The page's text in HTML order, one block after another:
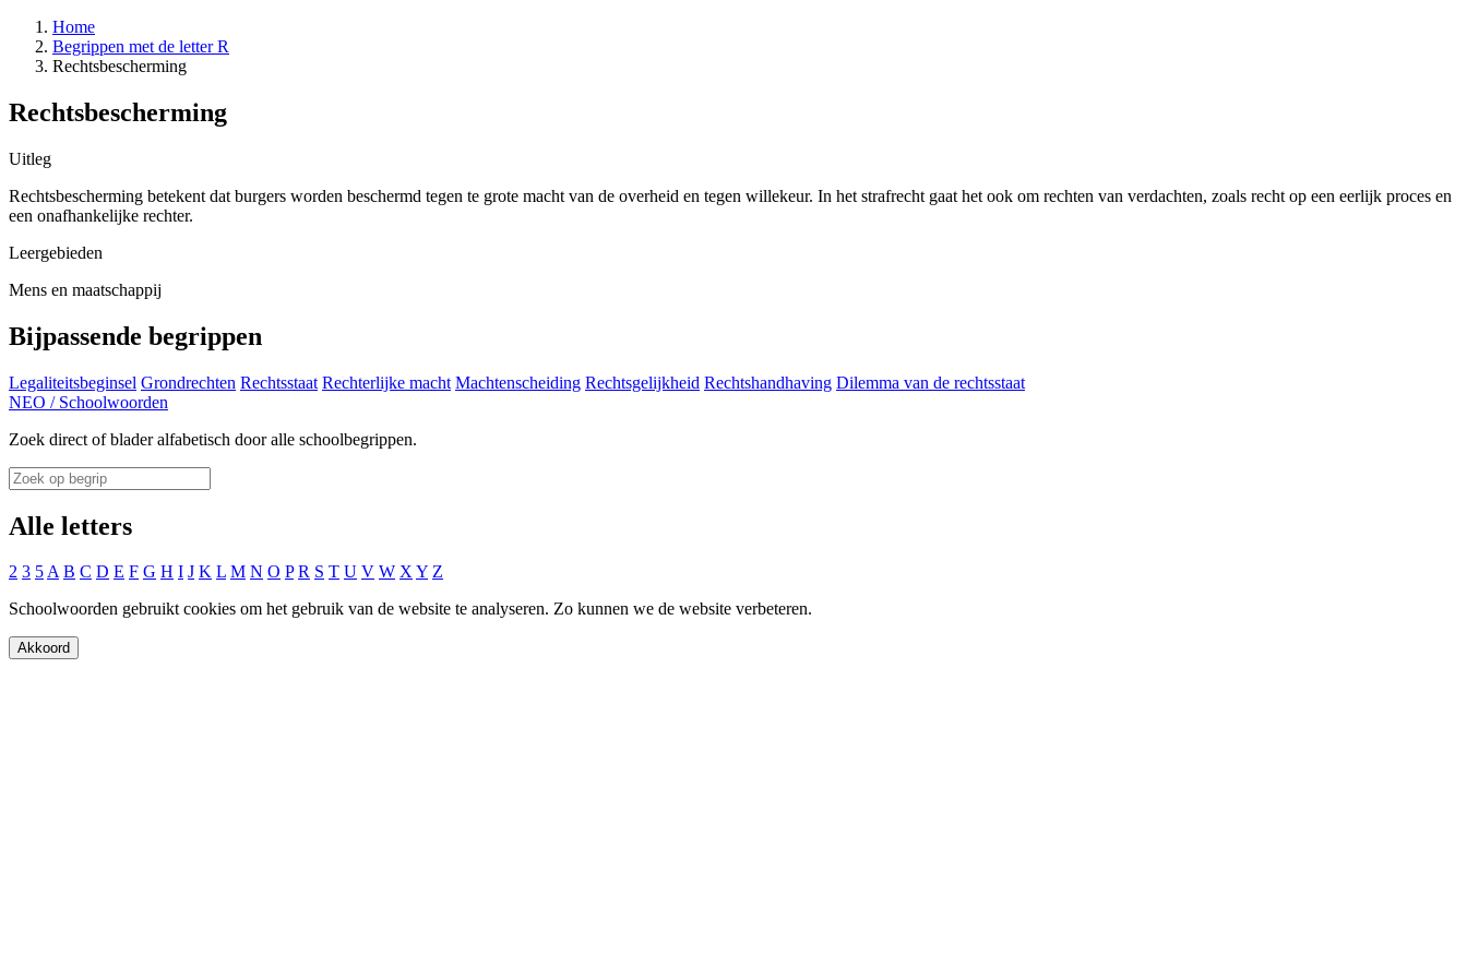
Home
Begrippen met de letter R
Rechtsbescherming
Rechtsbescherming
Uitleg
Rechtsbescherming betekent dat burgers worden beschermd tegen te grote macht van de overheid en tegen willekeur. In het strafrecht gaat het ook om rechten van verdachten, zoals recht op een eerlijk proces en
een onafhankelijke rechter.
Leergebieden
Mens en maatschappij
Bijpassende begrippen
Legaliteitsbeginsel Grondrechten Rechtsstaat Rechterlijke macht Machtenscheiding Rechtsgelijkheid Rechtshandhaving Dilemma van de rechtsstaat
NEO / Schoolwoorden
Zoek direct of blader alfabetisch door alle schoolbegrippen.
Alle letters
2 3 5A B C D E F G H I J K L M N O P R S T U V W XY Z
Schoolwoorden gebruikt cookies om het gebruik van de website te analyseren. Zo kunnen we de website verbeteren.
Akkoord